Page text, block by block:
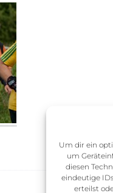
Um dir ein
um
diesen
eindeutige
erteilst